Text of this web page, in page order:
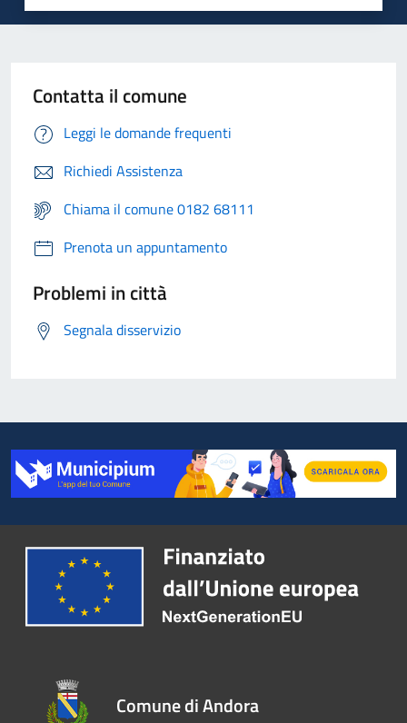
Contatta il comune
Leggi le domande frequenti
Richiedi Assistenza
Chiama il comune 0182 68111
Prenota un appuntamento
Problemi in città
Segnala disservizio
Comune di Andora